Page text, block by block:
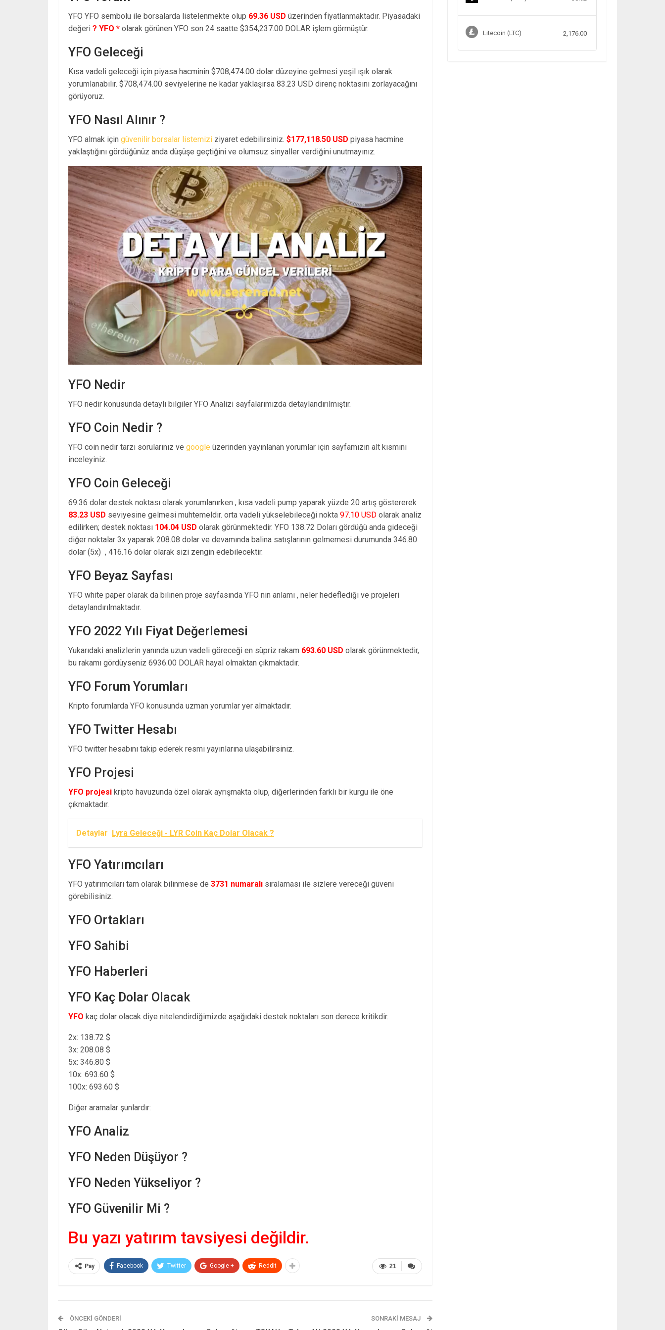
YFO YFO sembolu ile borsalarda listelenmekte olup 69.36 USD üzerinden fiyatlanmaktadır. Piyasadaki
değeri ? YFO * olarak görünen YFO son 24 saatte $354,237.00 DOLAR işlem görmüştür.
YFO Geleceği
Kısa vadeli geleceği için piyasa hacminin $708,474.00 dolar düzeyine gelmesi yeşil ışık olarak
yorumlanabilir. $708,474.00 seviyelerine ne kadar yaklaşırsa 83.23 USD direnç noktasını zorlayacağını
görüyoruz.
YFO Nasıl Alınır ?
YFO almak için güvenilir borsalar listemizi ziyaret edebilirsiniz. $177,118.50 USD piyasa hacmine
yaklaştığını gördüğünüz anda düşüşe geçtiğini ve olumsuz sinyaller verdiğini unutmayınız.
YFO Nedir
YFO nedir konusunda detaylı bilgiler YFO Analizi sayfalarımızda detaylandırılmıştır.
YFO Coin Nedir ?
YFO coin nedir tarzı sorularınız ve google üzerinden yayınlanan yorumlar için sayfamızın alt kısmını
inceleyiniz.
YFO Coin Geleceği
69.36 dolar destek noktası olarak yorumlanırken , kısa vadeli pump yaparak yüzde 20 artış göstererek
83.23 USD seviyesine gelmesi muhtemeldir. orta vadeli yükselebileceği nokta 97.10 USD olarak analiz
edilirken; destek noktası 104.04 USD olarak görünmektedir. YFO 138.72 Doları gördüğü anda gideceği
diğer noktalar 3x yaparak 208.08 dolar ve devamında balina satışlarının gelmemesi durumunda 346.80
dolar (5x) , 416.16 dolar olarak sizi zengin edebilecektir.
YFO Beyaz Sayfası
YFO white paper olarak da bilinen proje sayfasında YFO nin anlamı , neler hedeflediği ve projeleri
detaylandırılmaktadır.
YFO 2022 Yılı Fiyat Değerlemesi
Yukarıdaki analizlerin yanında uzun vadeli göreceği en süpriz rakam 693.60 USD olarak görünmektedir,
bu rakamı gördüyseniz 6936.00 DOLAR hayal olmaktan çıkmaktadır.
YFO Forum Yorumları
Kripto forumlarda YFO konusunda uzman yorumlar yer almaktadır.
YFO Twitter Hesabı
YFO twitter hesabını takip ederek resmi yayınlarına ulaşabilirsiniz.
YFO Projesi
YFO projesi kripto havuzunda özel olarak ayrışmakta olup, diğerlerinden farklı bir kurgu ile öne
çıkmaktadır.
Detaylar Lyra Geleceği - LYR Coin Kaç Dolar Olacak ?
YFO Yatırımcıları
YFO yatırımcıları tam olarak bilinmese de 3731 numaralı sıralaması ile sizlere vereceği güveni
görebilisiniz.
YFO Ortakları
YFO Sahibi
YFO Haberleri
YFO Kaç Dolar Olacak
YFO kaç dolar olacak diye nitelendirdiğimizde aşağıdaki destek noktaları son derece kritikdir.
2x: 138.72 $
3x: 208.08 $
5x: 346.80 $
10x: 693.60 $
100x: 693.60 $
Diğer aramalar şunlardır:
YFO Analiz
YFO Neden Düşüyor ?
YFO Neden Yükseliyor ?
YFO Güvenilir Mi ?
Bu yazı yatırım tavsiyesi değildir.
21
Pay Facebook Twitter Google + ReddIt
ÖNCEKI GÖNDERI SONRAKI MESAJ
Litecoin (LTC) 2,176.00